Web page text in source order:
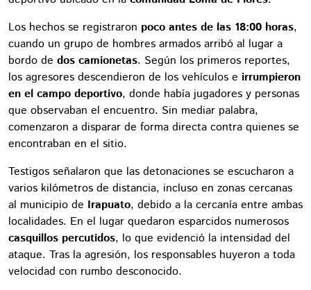
Los hechos se registraron poco antes de las 18:00 horas,
cuando un grupo de hombres armados arribó al lugar a
bordo de dos camionetas. Según los primeros reportes,
los agresores descendieron de los vehículos e irrumpieron
en el campo deportivo, donde había jugadores y personas
que observaban el encuentro. Sin mediar palabra,
comenzaron a disparar de forma directa contra quienes se
encontraban en el sitio.
Testigos señalaron que las detonaciones se escucharon a
varios kilómetros de distancia, incluso en zonas cercanas
al municipio de Irapuato, debido a la cercanía entre ambas
localidades. En el lugar quedaron esparcidos numerosos
casquillos percutidos, lo que evidenció la intensidad del
ataque. Tras la agresión, los responsables huyeron a toda
velocidad con rumbo desconocido.